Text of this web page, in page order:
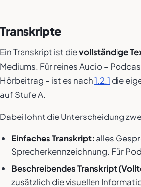
Transkripte
Ein Transkript ist dievollständige
Mediums. Für reines Audio –
Hörbeitrag – ist es nach1.2.1 die
auf Stufe A.
Dabei lohnt die Unterscheidung
Einfaches Transkript: alles
Sprecherkennzeichnung. Für
Beschreibendes Transkript
zusätzlich die visuellen